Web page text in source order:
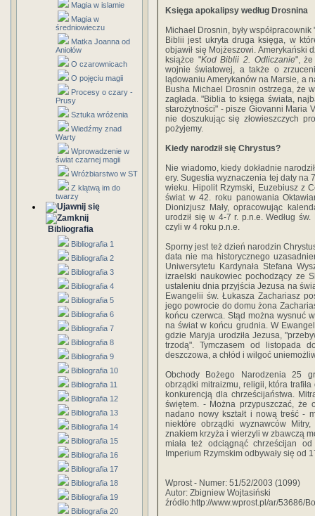
Magia w islamie
Magia w
średniowieczu
Matka Joanna od
Aniołów
O czarownicach
O pojęciu magii
Procesy o czary -
Prusy
Sztuka wróżenia
Wiedźmy znad
Warty
Wprowadzenie w
świat czarnej magii
Wróżbiarstwo w ST
Z klątwą im do
twarzy
Bibliografia
Bibliografia 1
Bibliografia 2
Bibliografia 3
Bibliografia 4
Bibliografia 5
Bibliografia 6
Bibliografia 7
Bibliografia 8
Bibliografia 9
Bibliografia 10
Bibliografia 11
Bibliografia 12
Bibliografia 13
Bibliografia 14
Bibliografia 15
Bibliografia 16
Bibliografia 17
Bibliografia 18
Bibliografia 19
Bibliografia 20
Księga apokalipsy według Drosnina
Michael Drosnin, były
Biblii jest ukryta druga księga, w
objawił się Mojżeszowi. Amerykański
książce "Kod Biblii 2. Odliczanie",
wojnie światowej, a także o
lądowaniu Amerykanów na Marsie, a
Busha Michael Drosnin ostrzega, że
zagłada. "Biblia to księga świata,
starożytności" - pisze Giovanni Maria
nie doszukując się złowieszczych
pożyjemy.
Kiedy narodził się Chrystus?
Nie wiadomo, kiedy dokładnie
ery. Sugestia wyznaczenia tej daty na
wieku. Hipolit Rzymski, Euzebiusz z
świat w 42. roku panowania
Dionizjusz Mały, opracowując
urodził się w 4-7 r. p.n.e. Według
czyli w 4 roku p.n.e.
Sporny jest też dzień narodzin
data nie ma historycznego
Uniwersytetu Kardynała Stefana
izraelski naukowiec pochodzący ze
ustaleniu dnia przyjścia Jezusa na
Ewangelii św. Łukasza Zachariasz
jego powrocie do domu żona
końcu czerwca. Stąd można wysnuć
na świat w końcu grudnia. W
gdzie Maryja urodziła Jezusa,
trzodą". Tymczasem od listopada
deszczowa, a chłód i wilgoć
Obchody Bożego Narodzenia 25
obrządki mitraizmu, religii, która
konkurencją dla chrześcijaństwa.
świętem. - Można przypuszczać, że
nadano nowy kształt i nową treść -
niektóre obrządki wyznawców
znakiem krzyża i wierzyli w zbawczą
miała też odciągnąć chrześcijan
Imperium Rzymskim odbywały się od
Wprost - Numer: 51/52/2003 (1099)
Autor: Zbigniew Wojtasiński
źródło:http://www.wprost.pl/ar/53686/